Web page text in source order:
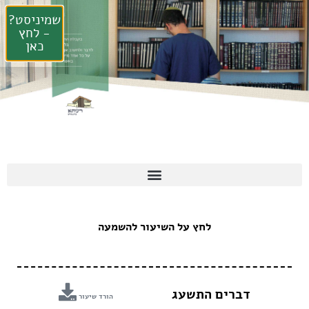
לחץ על השיעור להשמעה
דברים התשעג הורד שיעור
שמיניסט?
- לחץ
כאן